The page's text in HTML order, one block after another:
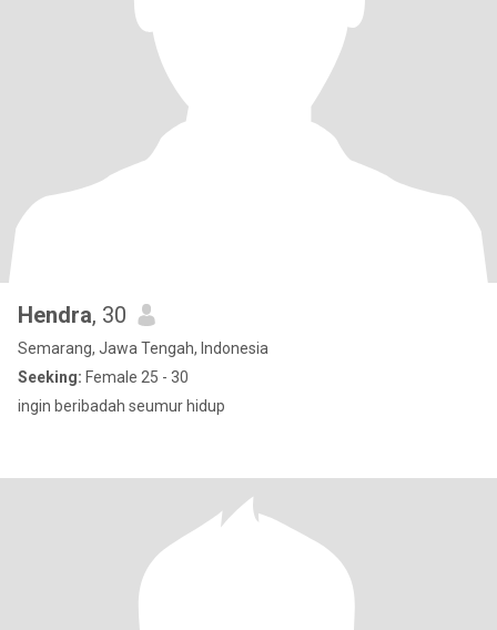
Hendra, 30
Semarang, Jawa Tengah, Indonesia
Seeking: Female 25 - 30
ingin beribadah seumur hidup